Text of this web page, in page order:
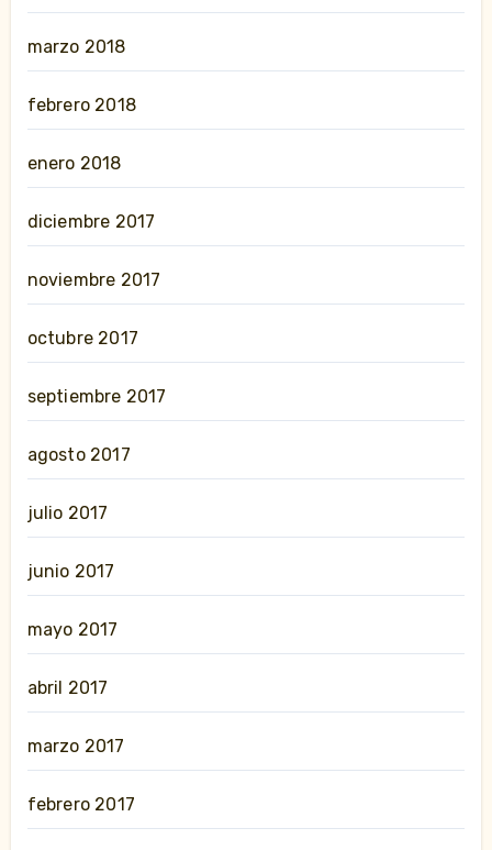
marzo 2018
febrero 2018
enero 2018
diciembre 2017
noviembre 2017
octubre 2017
septiembre 2017
agosto 2017
julio 2017
junio 2017
mayo 2017
abril 2017
marzo 2017
febrero 2017